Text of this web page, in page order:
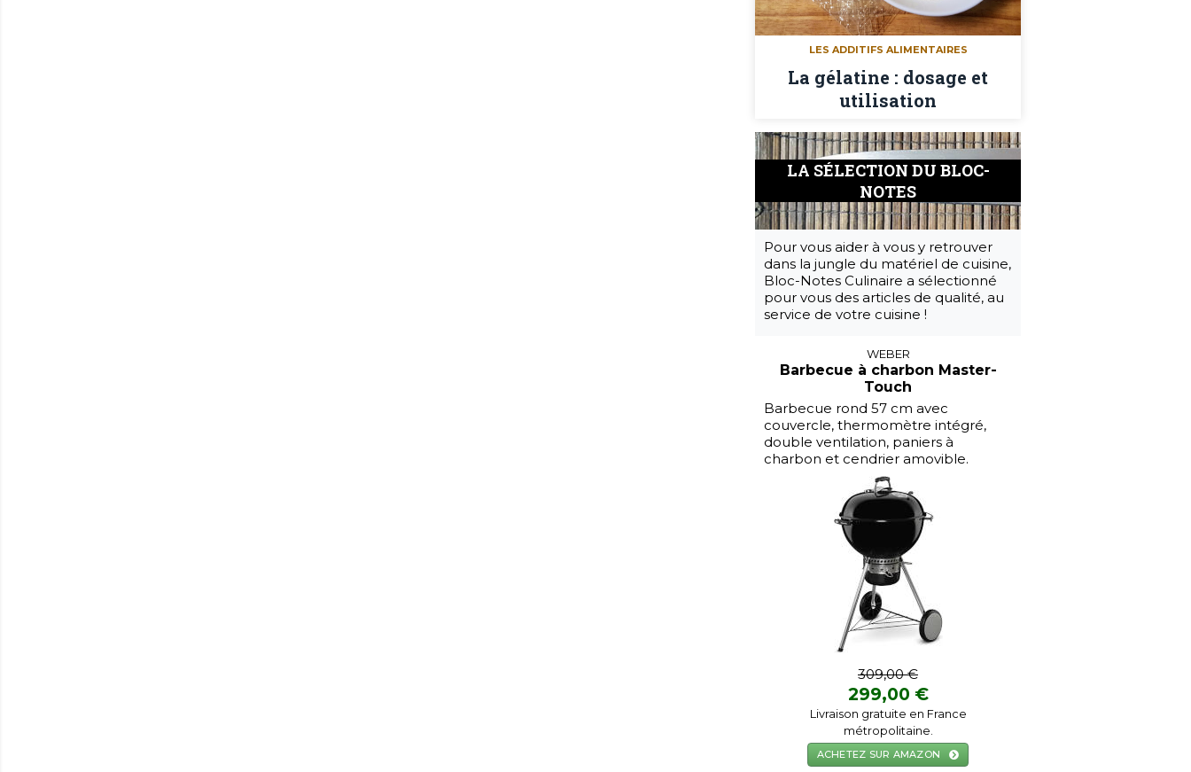
LES ADDITIFS ALIMENTAIRES
La gélatine : dosage et
utilisation
LA SÉLECTION DU BLOC-
NOTES
Pour vous aider à vous y retrouver
dans la jungle du matériel de cuisine,
Bloc-Notes Culinaire a sélectionné
pour vous des articles de qualité, au
service de votre cuisine !
WEBER
Barbecue à charbon Master-
Touch
Barbecue rond 57 cm avec
couvercle, thermomètre intégré,
double ventilation, paniers à
charbon et cendrier amovible.
309,00 €
299,00 €
Livraison gratuite en France
métropolitaine.
ACHETEZ SUR AMAZON